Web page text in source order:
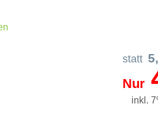
statt
Nur
inkl.